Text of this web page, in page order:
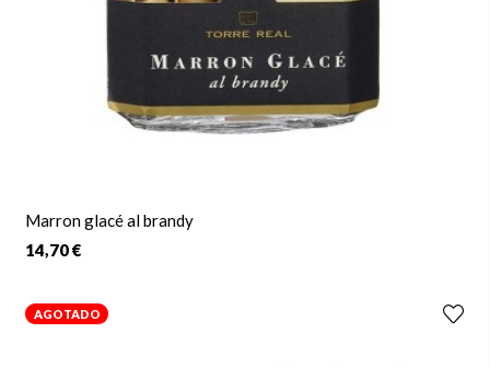
Marron glacé al brandy
14,70 €
AGOTADO